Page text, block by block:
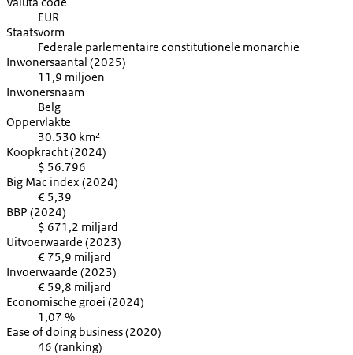
EUR
Staatsvorm
Federale parlementaire constitutionele monarchie
Inwonersaantal (2025)
11,9 miljoen
Inwonersnaam
Belg
Oppervlakte
30.530 km²
Koopkracht (2024)
$ 56.796
Big Mac index (2024)
€ 5,39
BBP (2024)
$ 671,2 miljard
Uitvoerwaarde (2023)
€ 75,9 miljard
Invoerwaarde (2023)
€ 59,8 miljard
Economische groei (2024)
1,07 %
Ease of doing business (2020)
46 (ranking)